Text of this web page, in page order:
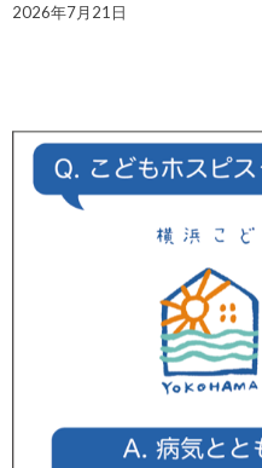
2026年7月21日